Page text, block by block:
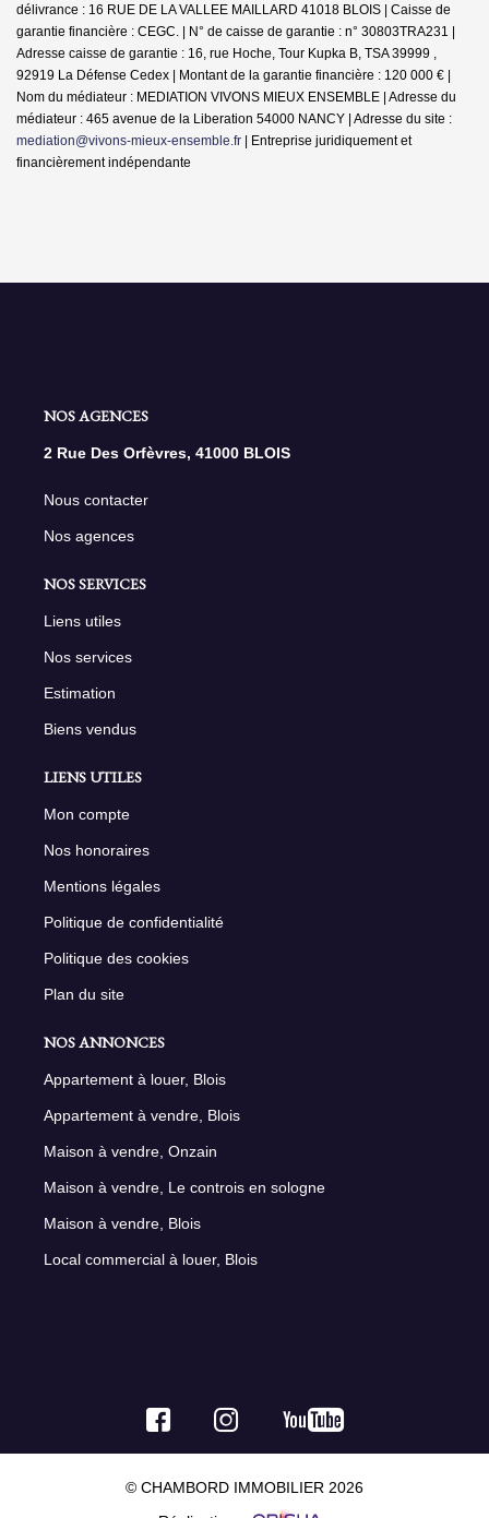
délivrance : 16 RUE DE LA VALLEE MAILLARD 41018 BLOIS | Caisse de
garantie financière : CEGC. | N° de caisse de garantie : n° 30803TRA231 |
Adresse caisse de garantie : 16, rue Hoche, Tour Kupka B, TSA 39999 ,
92919 La Défense Cedex | Montant de la garantie financière : 120 000 € |
Nom du médiateur : MEDIATION VIVONS MIEUX ENSEMBLE | Adresse du
médiateur : 465 avenue de la Liberation 54000 NANCY | Adresse du site :
mediation@vivons-mieux-ensemble.fr | Entreprise juridiquement et
financièrement indépendante
NOS AGENCES
2 Rue Des Orfèvres, 41000 BLOIS
Nous contacter
Nos agences
NOS SERVICES
Liens utiles
Nos services
Estimation
Biens vendus
LIENS UTILES
Mon compte
Nos honoraires
Mentions légales
Politique de confidentialité
Politique des cookies
Plan du site
NOS ANNONCES
Appartement à louer, Blois
Appartement à vendre, Blois
Maison à vendre, Onzain
Maison à vendre, Le controis en sologne
Maison à vendre, Blois
Local commercial à louer, Blois
© CHAMBORD IMMOBILIER 2026